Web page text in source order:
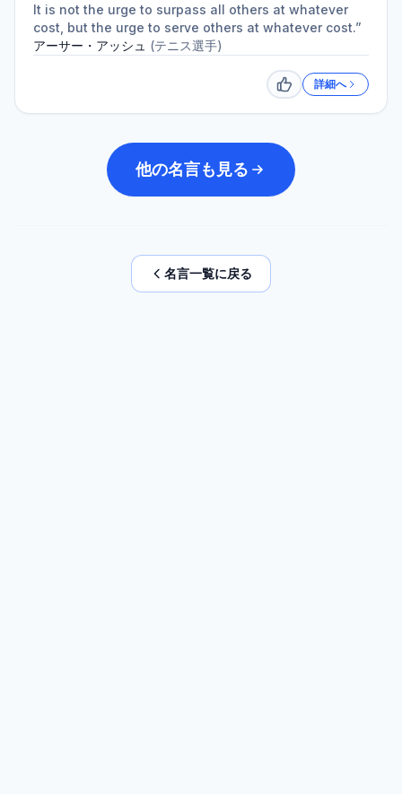
It is not the urge to surpass all others at whatever
cost, but the urge to serve others at whatever cost.”
アーサー・アッシュ (テニス選手)
いいね詳細へ
他の名言も見る
名言一覧に戻る